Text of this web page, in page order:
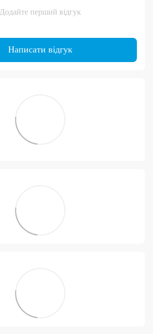
Додайте перший відгук
Написати відгук